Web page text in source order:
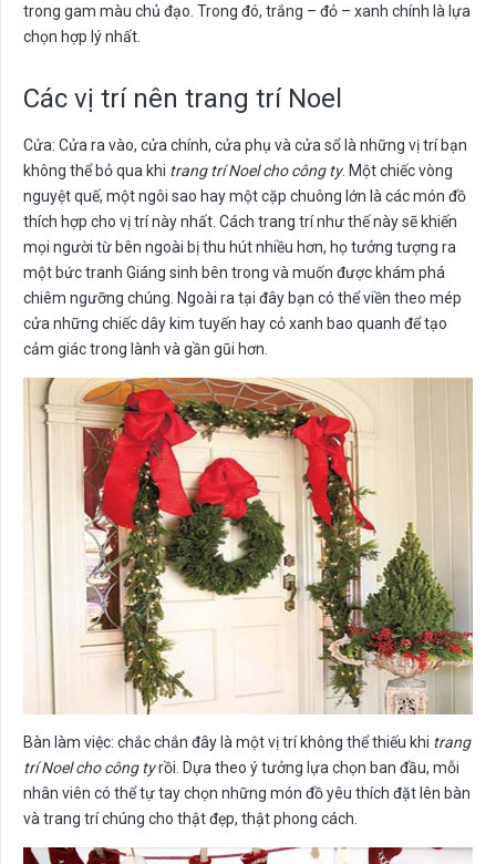
trong gam màu chủ đạo. Trong đó, trắng – đỏ – xanh chính là lựa
chọn hợp lý nhất.
Các vị trí nên trang trí Noel
Cửa: Cửa ra vào, cửa chính, cửa phụ và cửa sổ là những vị trí bạn
không thể bỏ qua khi trang trí Noel cho công ty. Một chiếc vòng
nguyệt quế, một ngôi sao hay một cặp chuông lớn là các món đồ
thích hợp cho vị trí này nhất. Cách trang trí như thế này sẽ khiến
mọi người từ bên ngoài bị thu hút nhiều hơn, họ tưởng tượng ra
một bức tranh Giáng sinh bên trong và muốn được khám phá
chiêm ngưỡng chúng. Ngoài ra tại đây bạn có thể viền theo mép
cửa những chiếc dây kim tuyến hay cỏ xanh bao quanh để tạo
cảm giác trong lành và gần gũi hơn.
Bàn làm việc: chắc chắn đây là một vị trí không thể thiếu khi trang
trí Noel cho công tyrồi. Dựa theo ý tưởng lựa chọn ban đầu, mỗi
nhân viên có thể tự tay chọn những món đồ yêu thích đặt lên bàn
và trang trí chúng cho thật đẹp, thật phong cách.